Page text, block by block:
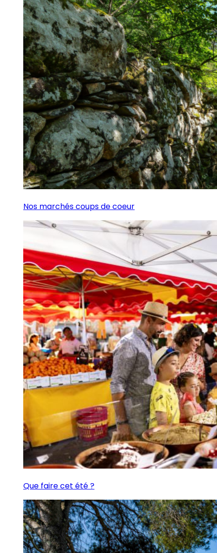
Nos marchés coups de coeur
Que faire cet été ?